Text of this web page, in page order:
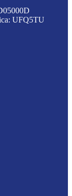
UFQ5TU